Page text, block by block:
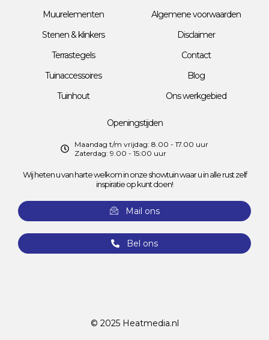
Muurelementen
Stenen & klinkers
Terrastegels
Tuinaccessoires
Tuinhout
Algemene voorwaarden
Disclaimer
Contact
Blog
Ons werkgebied
Openingstijden
Maandag t/m vrijdag: 8.00 - 17.00 uur
Zaterdag: 9.00 - 15:00 uur
Wij heten u van harte welkom in onze showtuin waar u in alle rust zelf
inspiratie op kunt doen!
Mail ons
Bel ons
© 2025 Heatmedia.nl